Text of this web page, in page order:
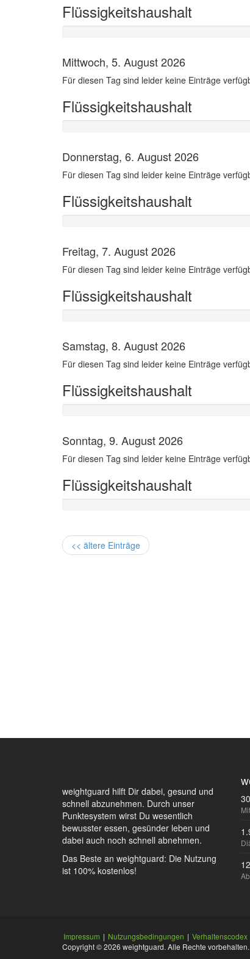
Flüssigkeitshaushalt
Mittwoch, 5. August 2026
Für diesen Tag sind leider keine Einträge
Flüssigkeitshaushalt
Donnerstag, 6. August 2026
Für diesen Tag sind leider keine Einträge
Flüssigkeitshaushalt
Freitag, 7. August 2026
Für diesen Tag sind leider keine Einträge
Flüssigkeitshaushalt
Samstag, 8. August 2026
Für diesen Tag sind leider keine Einträge
Flüssigkeitshaushalt
Sonntag, 9. August 2026
Für diesen Tag sind leider keine Einträge
Flüssigkeitshaushalt
<< ältere Einträge
weightguard hilft Dir dabei, gesund und
schnell abzunehmen. Durch unser
Punktesystem wirst Du wesentlich
bewusster essen, gesünder leben und
dabei auch noch schnell abnehmen.
Das Beste an weightguard: Die Nutzung
ist 100% kostenlos!
Impressum | Nutzungsbedingungen | Verhaltenscodex
Copyright © 2026 weightguard. Alle Rechte vorbehalten.